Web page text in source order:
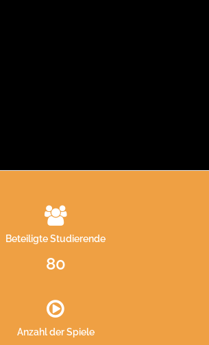
Beteiligte Studierende
80
Anzahl der Spiele